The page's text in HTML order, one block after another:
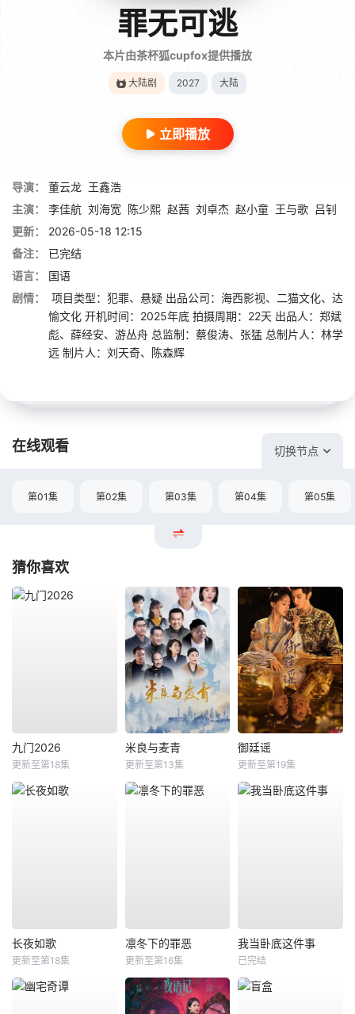
罪无可逃
本片由茶杯狐cupfox提供播放
大陆剧 2027 大陆
立即播放
导演： 董云龙 王鑫浩
主演：
李佳航 刘海宽 陈少熙 赵茜 刘卓杰 赵小童 王与歌 吕钊
更新：
2026-05-18 12:15
备注：
已完结
语言：
国语
剧情：
项目类型：犯罪、悬疑 出品公司：海西影视、二猫文化、达
愉文化 开机时间：2025年底 拍摄周期：22天 出品人：郑斌
彪、薛经安、游丛舟 总监制：蔡俊涛、张猛 总制片人：林学
远 制片人：刘天奇、陈森辉
在线观看 切换节点
第01集 第02集 第03集 第04集 第05集
猜你喜欢
九门2026
更新至第18集
米良与麦青
更新至第13集
御廷谣
更新至第19集
长夜如歌
更新至第18集
凛冬下的罪恶
更新至第16集
我当卧底这件事
已完结